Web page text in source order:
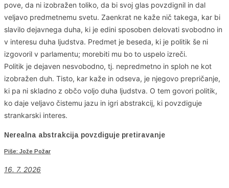
pove, da ni izobražen toliko, da bi svoj glas povzdignil in dal
veljavo predmetnemu svetu. Zaenkrat ne kaže nič takega, kar bi
slavilo dejavnega duha, ki je edini sposoben delovati svobodno in
v interesu duha ljudstva. Predmet je beseda, ki je politik še ni
izgovoril v parlamentu; morebiti mu bo to uspelo izreči.
Politik je dejaven nesvobodno, tj. nepredmetno in sploh ne kot
izobražen duh. Tisto, kar kaže in odseva, je njegovo prepričanje,
ki pa ni skladno z občo voljo duha ljudstva. O tem govori politik,
ko daje veljavo čistemu jazu in igri abstrakcij, ki povzdiguje
strankarski interes.
Nerealna abstrakcija povzdiguje pretiravanje
Piše: Jože Požar
16. 7. 2026